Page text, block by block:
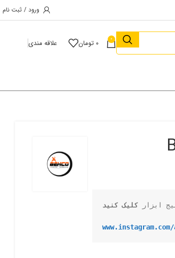
ورود / ثبت نام
0
0 تومان علاقه مندی
ابزار کلیک کنید